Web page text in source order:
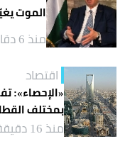
الموت
منذ 6 دقائق
اقتصاد
«الإحصاء»:
بمختلف
منذ 16 دقيقة